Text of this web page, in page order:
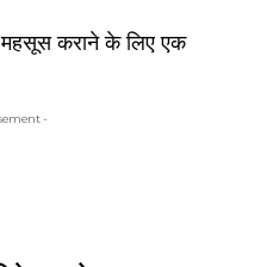
कराने के लिए एक
-